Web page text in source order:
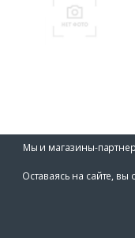
Мы и магазины-
Оставаясь на сайте, вы